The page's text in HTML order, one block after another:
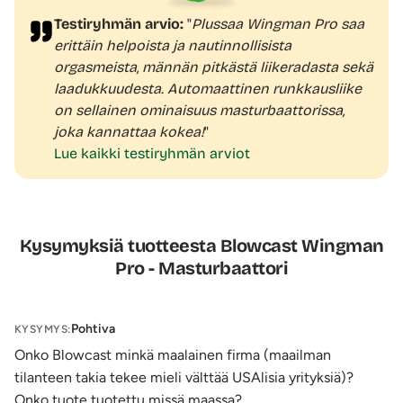
Laadukas Wingman Pro -kone sopii miehille, jotka
kaipaavat masturbaatioon helppoutta, nopeaa
edestakaista liikettä ja/tai värinää sekä suloista lämpöä.
Koneen mäntä liikkuu yhteensä kahdeksalla erilaisella
tavalla. Neljä ensimmäistä yltävät nopeuteen, jota omalla
kädellä on vaikea ylläpitää pidempiä aikoja. Seuraavat neljä
ohjelmaa koostuvat erilaisista, rytmisistä ohjelmista, joissa
mäntä liikkuu nopeasti, pitäen lyhyen tauon ja jatkaen
painikkeesta vain peukaloa käyttäen.
Insertin sisään on upotettu kuulavibraattori
asteittain voimistuvia värinöitä. Loput seitsemän (7)
värinäohjelmaa sykkivät ja pulsoivat jännittävillä tavoilla
stimuloiden penistä nautinnollisesti.
Insertin seinämiin on upotettu lämmityslevy
Testiryhmän arvio: "Plussaa Wingman Pro saa
erittäin helpoista ja nautinnollisista
orgasmeista, männän pitkästä liikeradasta sekä
laadukkuudesta. Automaattinen runkkausliike
on sellainen ominaisuus masturbaattorissa,
joka kannattaa kokea!"
Lue kaikki testiryhmän arviot
Kysymyksiä tuotteesta Blowcast Wingman
Pro - Masturbaattori
KYSYMYS:Pohtiva
Onko Blowcast minkä maalainen firma (maailman
tilanteen takia tekee mieli välttää USAlisia yrityksiä)?